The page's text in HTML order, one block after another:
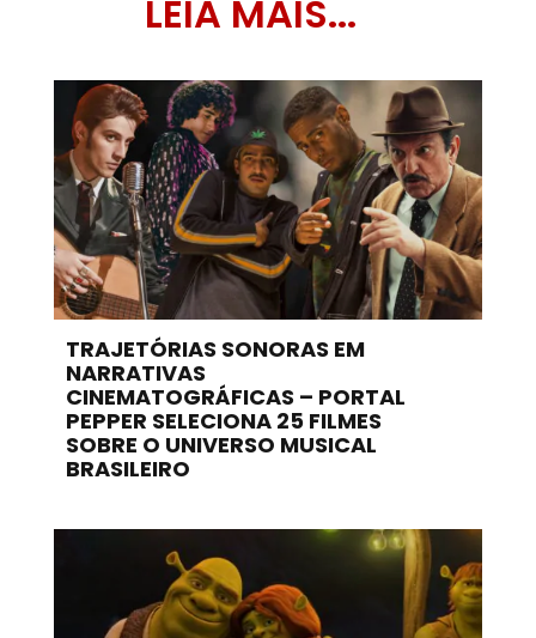
LEIA MAIS...
TRAJETÓRIAS SONORAS EM
NARRATIVAS
CINEMATOGRÁFICAS – PORTAL
PEPPER SELECIONA 25 FILMES
SOBRE O UNIVERSO MUSICAL
BRASILEIRO